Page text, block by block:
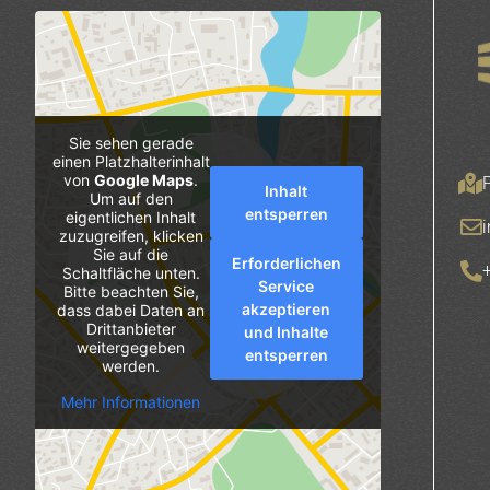
Sie sehen gerade
einen Platzhalterinhalt
vonGoogle Maps.
Um auf den
eigentlichen Inhalt
zuzugreifen, klicken
Sie auf die
Schaltfläche unten.
Bitte beachten Sie,
dass dabei Daten an
Drittanbieter
weitergegeben
werden.
Mehr Informationen
Inhalt
entsperren
Erforderlichen
Service
akzeptieren
und Inhalte
entsperren